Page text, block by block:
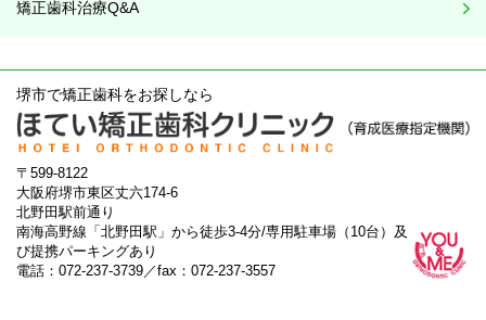
矯正歯科治療Q&A
堺市で矯正歯科をお探しなら
〒599-8122
大阪府堺市東区丈六174-6
北野田駅前通り
南海高野線「北野田駅」から徒歩3-4分/専用駐車場（10台）及
び提携パーキングあり
電話：072-237-3739／fax：072-237-3557